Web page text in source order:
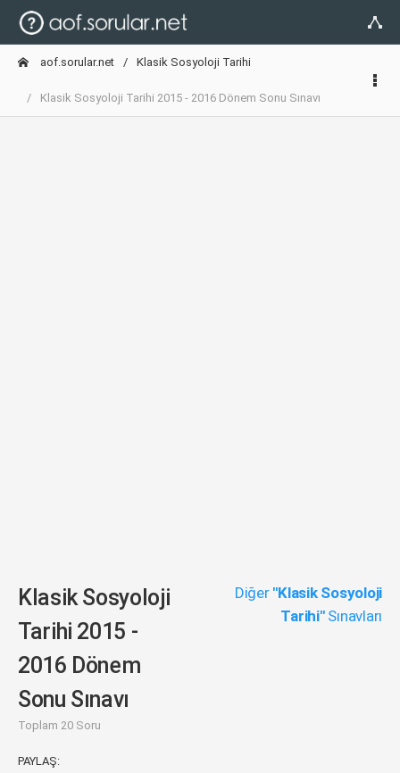
aof.sorular.net Klasik Sosyoloji Tarihi
Klasik Sosyoloji Tarihi 2015 - 2016 Dönem Sonu Sınavı
Klasik Sosyoloji
Tarihi 2015 -
2016 Dönem
Sonu Sınavı
Toplam 20 Soru
Diğer "Klasik Sosyoloji
Tarihi"Sınavları
PAYLAŞ: